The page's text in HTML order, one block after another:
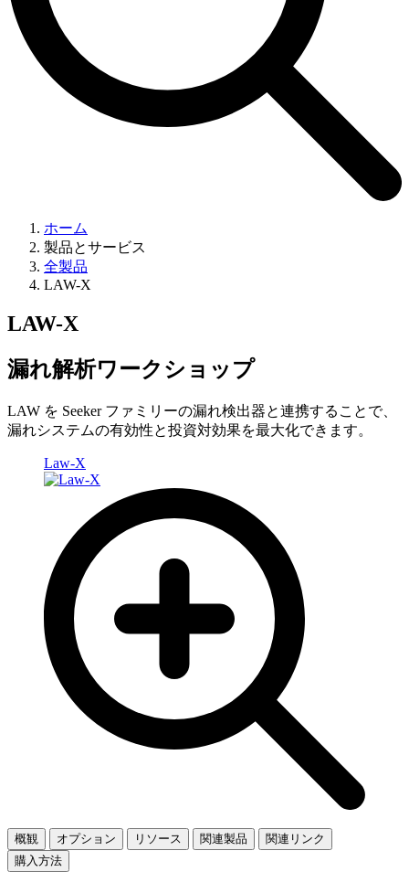
ホーム
製品とサービス
全製品
LAW-X
LAW-X
漏れ解析ワークショップ
LAW を Seeker ファミリーの漏れ検出器と連携することで、
漏れシステムの有効性と投資対効果を最大化できます。
Law-X
概観 オプション リソース 関連製品
関連リンク
購入方法